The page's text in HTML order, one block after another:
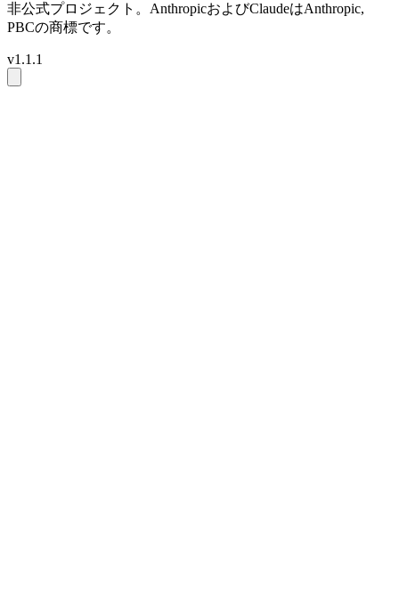
非公式プロジェクト。AnthropicおよびClaudeはAnthropic,
PBCの商標です。
v1.1.1